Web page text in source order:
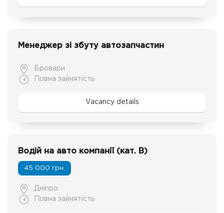
Менеджер зі збуту автозапчастин
Бровари
Повна зайнятість
Vacancy details
Водій на авто компанії (кат. В)
45 000 грн.
Дніпро
Повна зайнятість